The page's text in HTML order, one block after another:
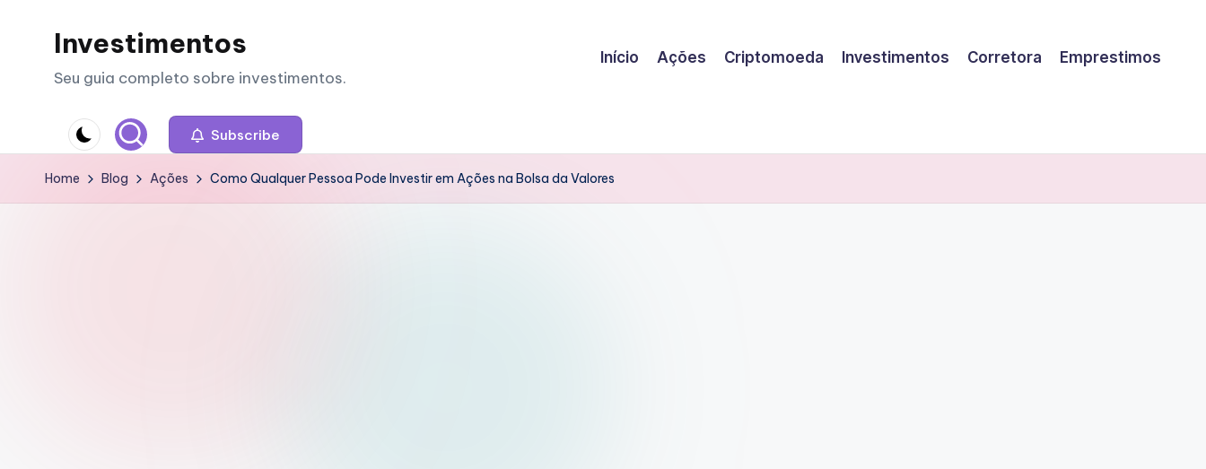
Investimentos
Seu guia completo sobre investimentos.
Início Ações Criptomoeda Investimentos Corretora Emprestimos
Subscribe
Home Blog Ações Como Qualquer Pessoa Pode Investir em Ações na Bolsa da Valores